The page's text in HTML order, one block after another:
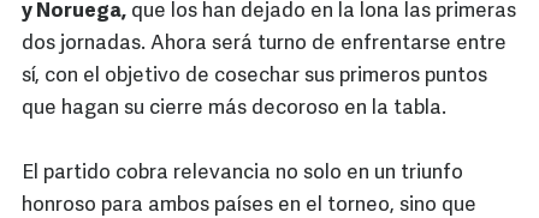
y Noruega, que los han dejado en la lona las primeras
dos jornadas. Ahora será turno de enfrentarse entre
sí, con el objetivo de cosechar sus primeros puntos
que hagan su cierre más decoroso en la tabla.
El partido cobra relevancia no solo en un triunfo
honroso para ambos países en el torneo, sino que